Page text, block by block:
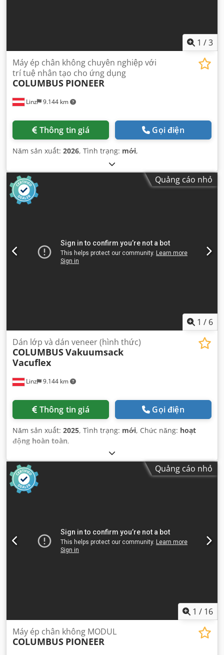
1 /3
Linz 9.144 km
Máy ép chân không chuyên nghiệp với
trí tuệ nhân tạo cho ứng dụng
COLUMBUS PIONEER
Thông tin giá Gọi điện
Năm sản xuất: 2026, Tình trạng: mới,
Quảng cáo nhỏ
1 / 6
Linz 9.144 km
Dán lớp và dán veneer (hình thức)
COLUMBUSVakuumsack
Vacuflex
Thông tin giá Gọi điện
Năm sản xuất: 2025, Tình trạng: mới, Chức năng: hoạt
động hoàn toàn,
Quảng cáo nhỏ
1 / 16
Máy ép chân không MODUL
COLUMBUS PIONEER